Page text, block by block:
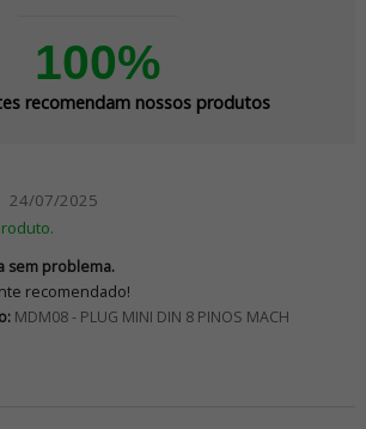
100%
recomendam nossos produtos
24/07/2025
sem problema.
recomendado!
MDM08 - PLUG MINI DIN 8 PINOS MACH